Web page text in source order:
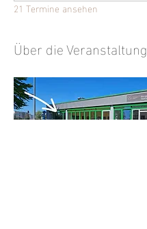
21 Termine ansehen
Über die Veranstaltung